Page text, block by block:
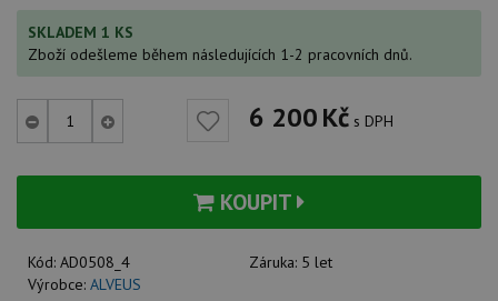
SKLADEM 1 KS
Zboží odešleme během následujících 1-2 pracovních dnů.
6 200Kč s DPH
KOUPIT
Kód: AD0508_4 Záruka: 5 let
Výrobce: ALVEUS